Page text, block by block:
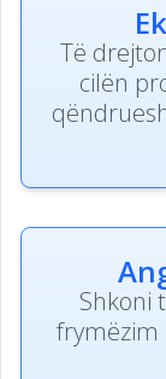
Të
cilën
Shkoni